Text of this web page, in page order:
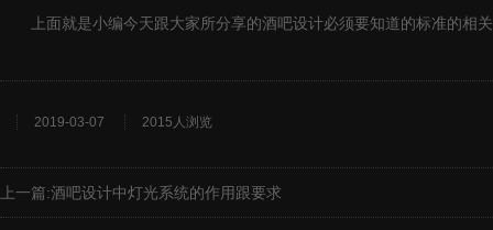
上面就是小编今天跟大家所分享的酒吧设计必须要知道的标准的相
2019-03-07 2015人浏览
上一篇:酒吧设计中灯光系统的作用跟要求